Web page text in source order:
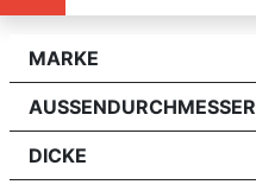
MARKE
AUSSENDURCHMESSER
DICKE